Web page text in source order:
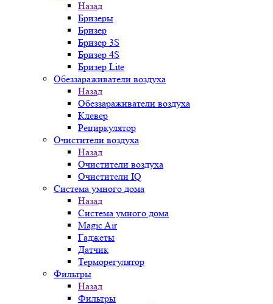
Назад
Бризеры
Бризер
Бризер 3S
Бризер 4S
Бризер Lite
Обеззараживатели воздуха
Назад
Обеззараживатели воздуха
Клевер
Рециркулятор
Очистители воздуха
Назад
Очистители воздуха
Очистители IQ
Система умного дома
Назад
Система умного дома
Magic Air
Гаджеты
Датчик
Терморегулятор
Фильтры
Назад
Фильтры